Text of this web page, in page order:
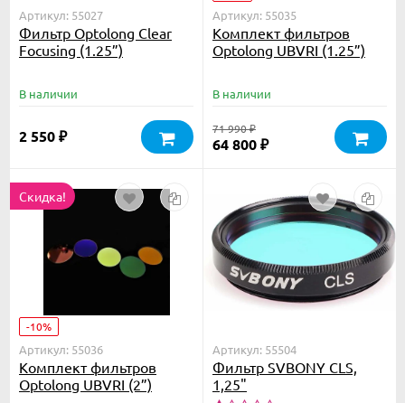
Артикул: 55027
Фильтр Optolong Clear
Focusing (1.25”)
В наличии
2 550 ₽
Артикул: 55035
Комплект фильтров
Optolong UBVRI (1.25”)
В наличии
71 990₽
64 800 ₽
Скидка!
-10%
Артикул: 55036
Комплект фильтров
Optolong UBVRI (2”)
Артикул: 55504
Фильтр SVBONY CLS,
1,25"